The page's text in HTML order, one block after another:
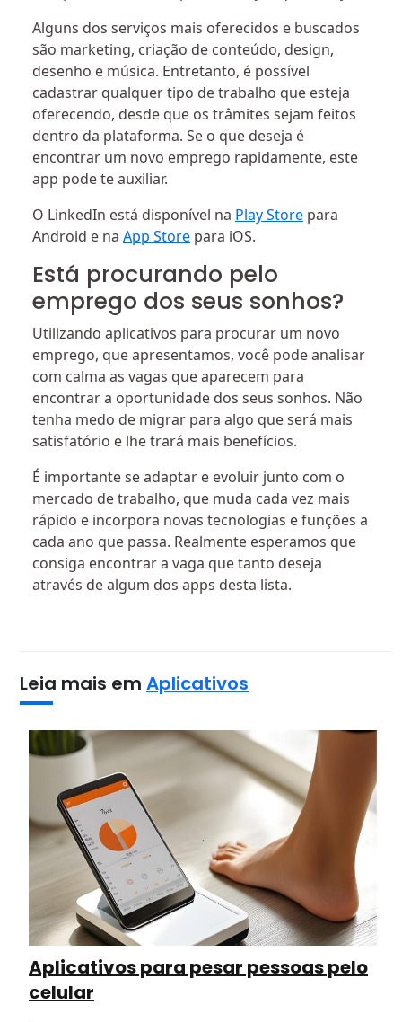
Alguns dos serviços mais oferecidos e buscados
são marketing, criação de conteúdo, design,
desenho e música. Entretanto, é possível
cadastrar qualquer tipo de trabalho que esteja
oferecendo, desde que os trâmites sejam feitos
dentro da plataforma. Se o que deseja é
encontrar um novo emprego rapidamente, este
app pode te auxiliar.
O LinkedIn está disponível na Play Store para
Android e na App Store para iOS.
Está procurando pelo
emprego dos seus sonhos?
Utilizando aplicativos para procurar um novo
emprego, que apresentamos, você pode analisar
com calma as vagas que aparecem para
encontrar a oportunidade dos seus sonhos. Não
tenha medo de migrar para algo que será mais
satisfatório e lhe trará mais benefícios.
É importante se adaptar e evoluir junto com o
mercado de trabalho, que muda cada vez mais
rápido e incorpora novas tecnologias e funções a
cada ano que passa. Realmente esperamos que
consiga encontrar a vaga que tanto deseja
através de algum dos apps desta lista.
Leia mais em Aplicativos
Aplicativos para pesar pessoas pelo
celular